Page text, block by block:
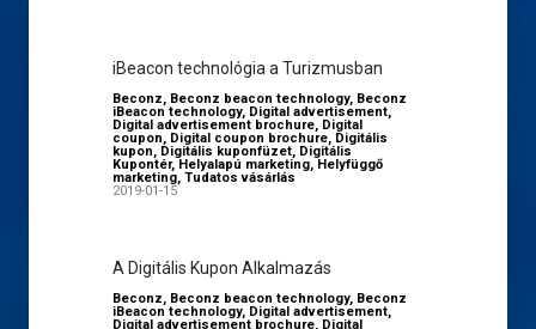
iBeacon technológia a Turizmusban
Beconz, Beconz beacon technology, Beconz
iBeacon technology, Digital advertisement,
Digital advertisement brochure, Digital
coupon, Digital coupon brochure, Digitális
kupon, Digitális kuponfüzet, Digitális
Kupontér, Helyalapú marketing, Helyfüggő
marketing, Tudatos vásárlás
2019-01-15
A Digitális Kupon Alkalmazás
Beconz, Beconz beacon technology, Beconz
iBeacon technology, Digital advertisement,
Digital advertisement brochure, Digital